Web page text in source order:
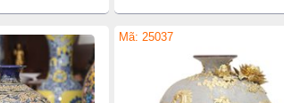
Mã: 25037